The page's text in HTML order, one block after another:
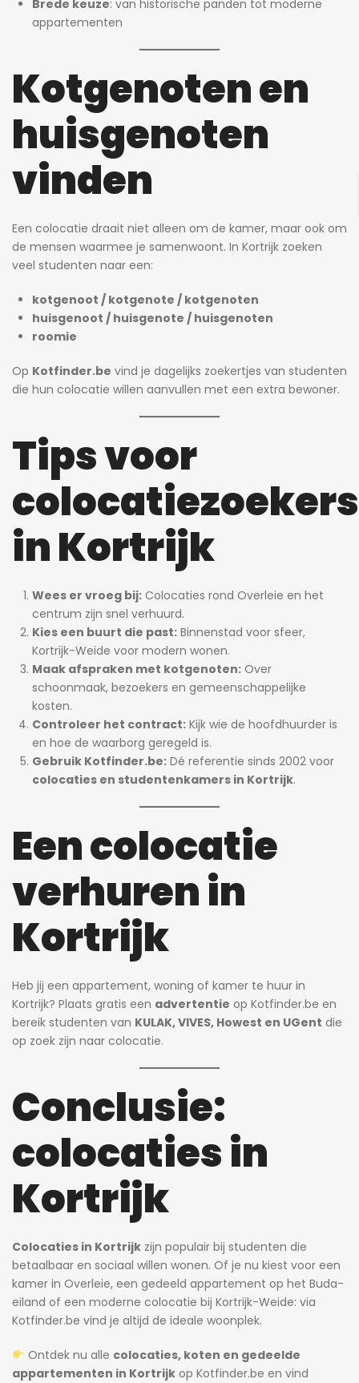
Brede keuze: van historische panden tot moderne
appartementen
Kotgenoten en
huisgenoten
vinden
Een colocatie draait niet alleen om de kamer, maar ook om
de mensen waarmee je samenwoont. In Kortrijk zoeken
veel studenten naar een:
kotgenoot / kotgenote / kotgenoten
huisgenoot / huisgenote / huisgenoten
roomie
Op Kotfinder.be vind je dagelijks zoekertjes van studenten
die hun colocatie willen aanvullen met een extra bewoner.
Tips voor
colocatiezoekers
in Kortrijk
Wees er vroeg bij: Colocaties rond Overleie en het
centrum zijn snel verhuurd.
Kies een buurt die past: Binnenstad voor sfeer,
Kortrijk-Weide voor modern wonen.
Maak afspraken met kotgenoten: Over
schoonmaak, bezoekers en gemeenschappelijke
kosten.
Controleer het contract: Kijk wie de hoofdhuurder is
en hoe de waarborg geregeld is.
Gebruik Kotfinder.be: Dé referentie sinds 2002 voor
colocaties en studentenkamers in Kortrijk.
Een colocatie
verhuren in
Kortrijk
Heb jij een appartement, woning of kamer te huur in
Kortrijk? Plaats gratis een advertentie op Kotfinder.be en
bereik studenten van KULAK, VIVES, Howest en UGent die
op zoek zijn naar colocatie.
Conclusie:
colocaties in
Kortrijk
Colocaties in Kortrijk zijn populair bij studenten die
betaalbaar en sociaal willen wonen. Of je nu kiest voor een
kamer in Overleie, een gedeeld appartement op het Buda-
eiland of een moderne colocatie bij Kortrijk-Weide: via
Kotfinder.be vind je altijd de ideale woonplek.
Ontdek nu alle colocaties, koten en gedeelde
appartementen in Kortrijk op Kotfinder.be en vind